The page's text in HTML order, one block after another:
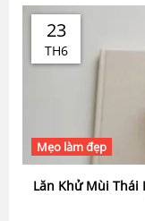
23
TH6
Mẹo làm đẹp
Lăn Khử Mùi Thái